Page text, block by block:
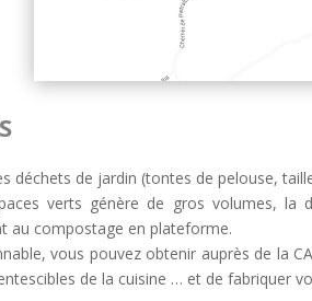
déchets de jardin (tontes de pelouse,
verts génère de gros volumes,
au compostage en plateforme.
vous pouvez obtenir auprès de la
de la cuisine … et de fabriquer